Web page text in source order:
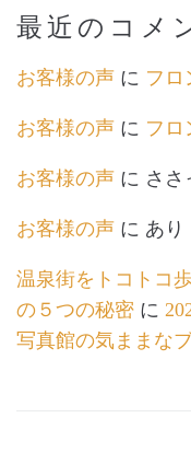
最近のコメ
お客様の声 に フ
お客様の声 に フ
お客様の声 に ささ
お客様の声 に あり
温泉街をトコトコ
の５つの秘密 に
写真館の気ままな